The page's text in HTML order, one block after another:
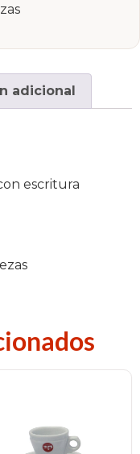
adicional
escritura